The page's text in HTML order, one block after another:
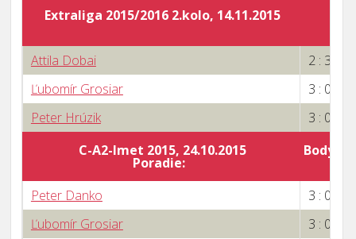
Extraliga 2015/2016 2.kolo, 14.11.2015
Attila Dobai
2 : 3
Ľubomír Grosiar
3 : 0
Peter Hrúzik
3 : 0
C-A2-Imet 2015, 24.10.2015
Poradie:
Body
Peter Danko
3 : 0
Ľubomír Grosiar
3 : 0